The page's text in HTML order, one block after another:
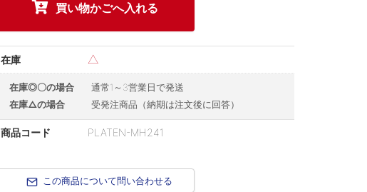
商品コード PLATEN-MH241
在庫◎〇の場合
通常1～3営業日で発送
在庫△の場合
受発注商品（納期は注文後に回答）
在庫 △
買い物かごへ入れる
この商品について問い合わせる